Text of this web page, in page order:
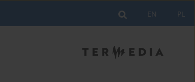
PL
EN